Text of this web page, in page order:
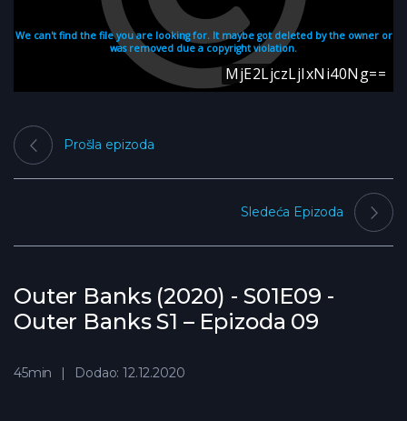
Outer Banks (2020) - S01E09 -
Outer Banks S1 – Epizoda 09
Prošla epizoda
Sledeća Epizoda
45min Dodao: 12.12.2020